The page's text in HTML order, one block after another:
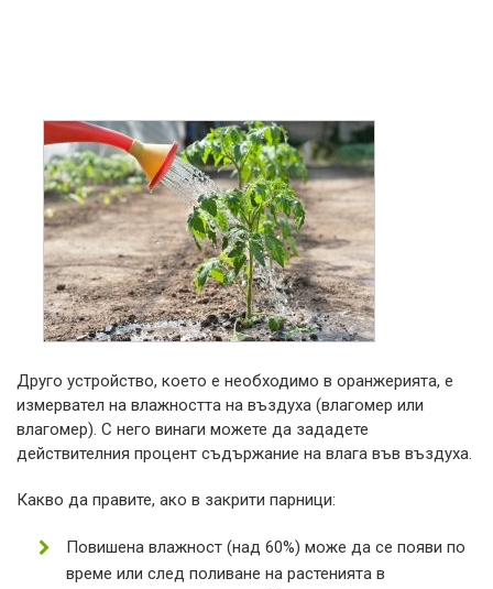
Друго устройство, което е необходимо в оранжерията, е
измервател на влажността на въздуха (влагомер или
влагомер). С него винаги можете да зададете
действителния процент съдържание на влага във въздуха.
Какво да правите, ако в закрити парници:
Повишена влажност (над 60%) може да се появи по
време или след поливане на растенията в